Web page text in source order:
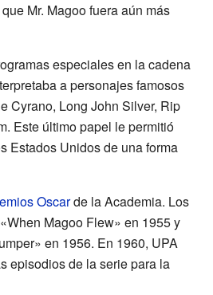
Mr. Magoo fuera aún más
especiales en la cadena
a personajes famosos
Cyrano, Long John Silver, Rip
Este último papel le permitió
Estados Unidos de una forma
Oscarde la Academia. Los
Magoo Flew» en 1955 y
en 1956. En 1960, UPA
episodios de la serie para la